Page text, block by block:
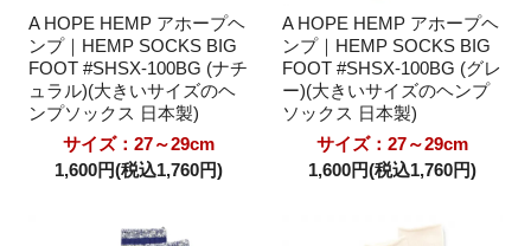
A HOPE HEMP アホープヘ
ンプ｜HEMP SOCKS BIG
FOOT #SHSX-100BG (ナチ
ュラル)(大きいサイズのヘ
ンプソックス 日本製)
サイズ：27～29cm
1,600円(税込1,760円)
A HOPE HEMP アホープヘ
ンプ｜HEMP SOCKS BIG
FOOT #SHSX-100BG (グレ
ー)(大きいサイズのヘンプ
ソックス 日本製)
サイズ：27～29cm
1,600円(税込1,760円)